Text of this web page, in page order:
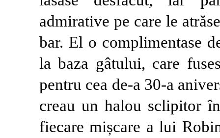
admirative pe care le
bar. El o complimentase
la baza gâtului, care
pentru cea de-a 30-a
creau un halou sclipitor
fiecare mișcare a lui